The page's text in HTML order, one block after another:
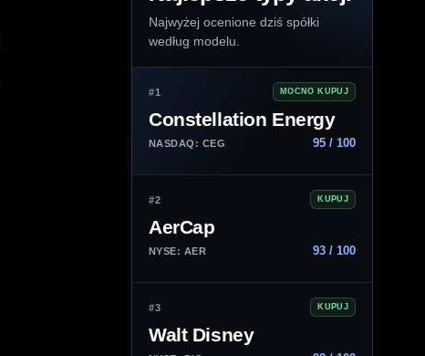
Najwyżej ocenione dziś spółki
według modelu.
#1 MOCNO KUPUJ
Constellation Energy
NASDAQ: CEG 95 / 100
#2 KUPUJ
AerCap
NYSE: AER 93 / 100
#3 KUPUJ
Walt Disney